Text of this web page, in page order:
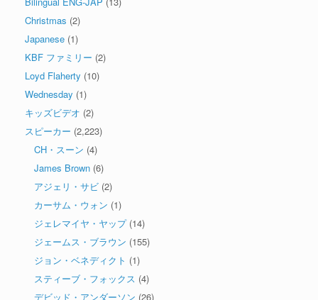
Christmas (2)
Japanese (1)
KBF ファミリー (2)
Loyd Flaherty (10)
Wednesday (1)
キッズビデオ (2)
スピーカー (2,223)
CH・スーン (4)
James Brown (6)
アジェリ・サビ (2)
カーサム・ウォン (1)
ジェレマイヤ・ヤップ(14)
ジェームス・ブラウン (155)
ジョン・ベネディクト (1)
スティーブ・フォックス (4)
デビッド・アンダーソン (26)